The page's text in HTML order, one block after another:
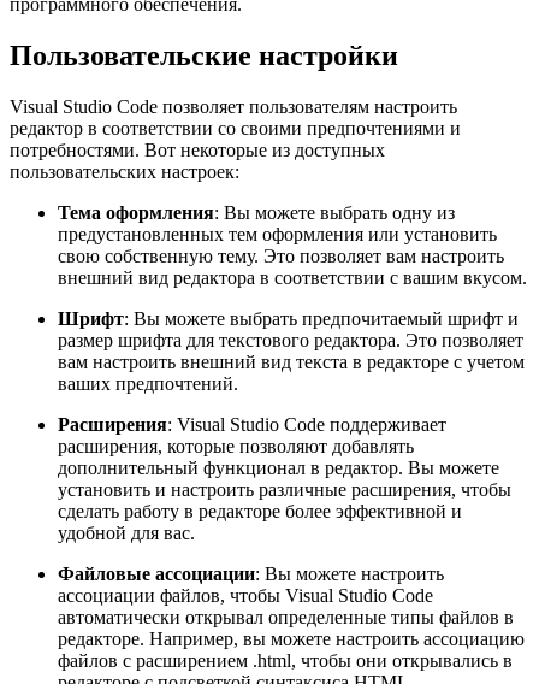
программного обеспечения.
Пользовательские настройки
Visual Studio Code позволяет пользователям настроить
редактор в соответствии со своими предпочтениями и
потребностями. Вот некоторые из доступных
пользовательских настроек:
Тема оформления: Вы можете выбрать одну из
предустановленных тем оформления или установить
свою собственную тему. Это позволяет вам настроить
внешний вид редактора в соответствии с вашим вкусом.
Шрифт: Вы можете выбрать предпочитаемый шрифт и
размер шрифта для текстового редактора. Это позволяет
вам настроить внешний вид текста в редакторе с учетом
ваших предпочтений.
Расширения: Visual Studio Code поддерживает
расширения, которые позволяют добавлять
дополнительный функционал в редактор. Вы можете
установить и настроить различные расширения, чтобы
сделать работу в редакторе более эффективной и
удобной для вас.
Файловые ассоциации: Вы можете настроить
ассоциации файлов, чтобы Visual Studio Code
автоматически открывал определенные типы файлов в
редакторе. Например, вы можете настроить ассоциацию
файлов с расширением .html, чтобы они открывались в